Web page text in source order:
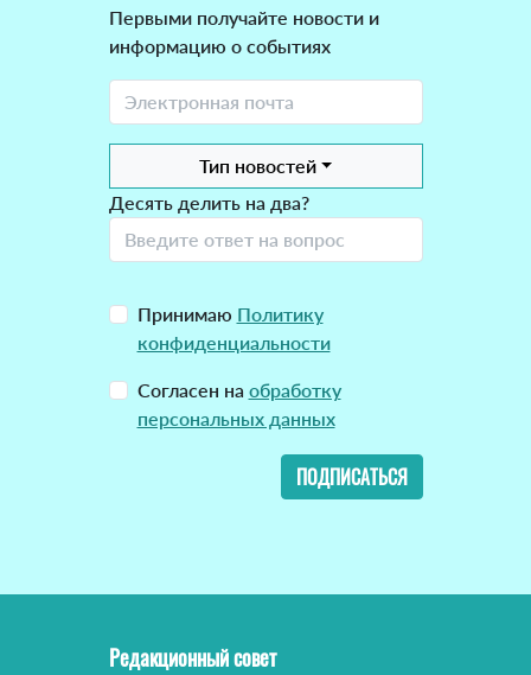
Первыми получайте новости и
информацию о событиях
Тип новостей
Десять делить на два?
Принимаю Политику
конфиденциальности
Согласен на обработку
персональных данных
ПОДПИСАТЬСЯ
Редакционный совет